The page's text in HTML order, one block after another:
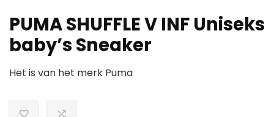
PUMA SHUFFLE V INF Uniseks
baby’s Sneaker
Het is van het merk Puma